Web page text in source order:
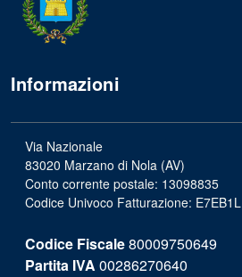
Informazioni
Via Nazionale
83020 Marzano di Nola (AV)
Conto corrente postale: 13098835
Codice Univoco Fatturazione: E7EB1L
Codice Fiscale80009750649
Partita IVA 00286270640